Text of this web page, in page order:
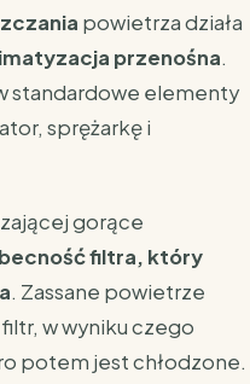
powietrza działa
przenośna.
standardowe elementy
sprężarkę i
gorące
filtra, który
. Zassane powietrze
w wyniku czego
potem jest chłodzone.